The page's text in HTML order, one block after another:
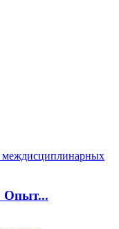
Опыт...